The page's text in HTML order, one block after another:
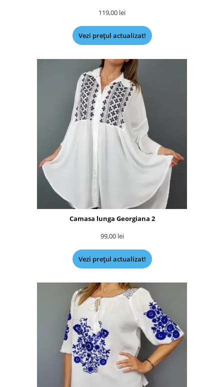
119,00 lei
Vezi prețul actualizat!
Camasa lunga Georgiana 2
99,00 lei
Vezi prețul actualizat!